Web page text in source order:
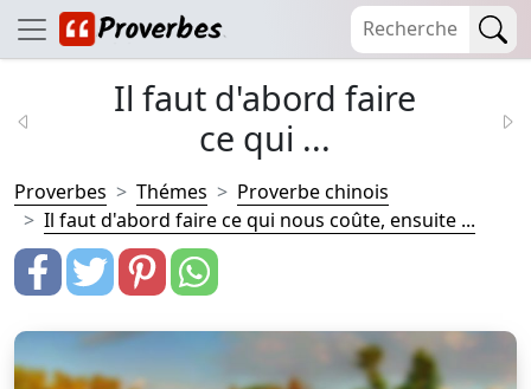
Il faut d'abord faire
ce qui ...
Proverbes Thémes
Proverbe chinois
Il faut d'abord faire ce qui nous coûte, ensuite ...